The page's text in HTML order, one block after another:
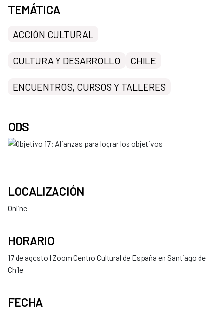
TEMÁTICA
ACCIÓN CULTURAL
CULTURA Y DESARROLLO CHILE
ENCUENTROS, CURSOS Y TALLERES
ODS
LOCALIZACIÓN
Online
HORARIO
17 de agosto | Zoom Centro Cultural de España en Santiago de
Chile
FECHA